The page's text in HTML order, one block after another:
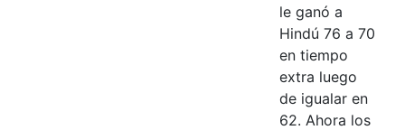
le ganó a
Hindú 76 a 70
en tiempo
extra luego
de igualar en
62. Ahora los